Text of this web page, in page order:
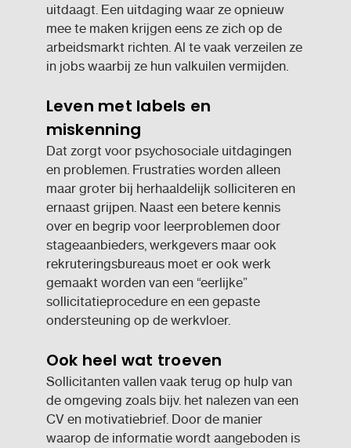
uitdaagt. Een uitdaging waar ze opnieuw
mee te maken krijgen eens ze zich op de
arbeidsmarkt richten. Al te vaak verzeilen ze
in jobs waarbij ze hun valkuilen vermijden.
Leven met labels en
miskenning
Dat zorgt voor psychosociale uitdagingen
en problemen. Frustraties worden alleen
maar groter bij herhaaldelijk solliciteren en
ernaast grijpen. Naast een betere kennis
over en begrip voor leerproblemen door
stageaanbieders, werkgevers maar ook
rekruteringsbureaus moet er ook werk
gemaakt worden van een “eerlijke”
sollicitatieprocedure en een gepaste
ondersteuning op de werkvloer.
Ook heel wat troeven
Sollicitanten vallen vaak terug op hulp van
de omgeving zoals bijv. het nalezen van een
CV en motivatiebrief. Door de manier
waarop de informatie wordt aangeboden is